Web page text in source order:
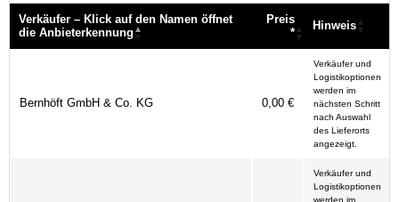
Verkäufer – Klick auf den Namen öffnet
die Anbieterkennung
Preis
*
Hinweis
Bernhöft GmbH & Co. KG 0,00 €
Verkäufer und
Logistikoptionen
werden im
nächsten Schritt
nach Auswahl
des Lieferorts
angezeigt.
Verkäufer und
Logistikoptionen
werden im